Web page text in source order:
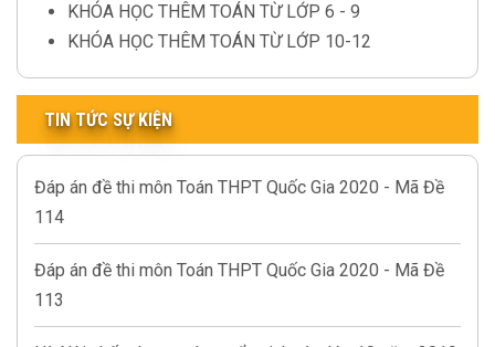
KHÓA HỌC THÊM TOÁN TỪ LỚP 6 - 9
KHÓA HỌC THÊM TOÁN TỪ LỚP 10-12
TIN TỨC SỰ KIỆN
Đáp án đề thi môn Toán THPT Quốc Gia 2020 - Mã Đề
114
Đáp án đề thi môn Toán THPT Quốc Gia 2020 - Mã Đề
113